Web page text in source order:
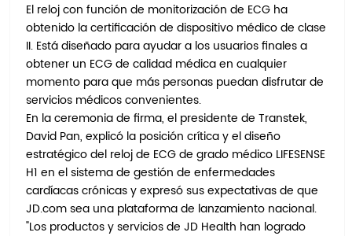
El reloj con función de monitorización de ECG ha
obtenido la certificación de dispositivo médico de clase
II. Está diseñado para ayudar a los usuarios finales a
obtener un ECG de calidad médica en cualquier
momento para que más personas puedan disfrutar de
servicios médicos convenientes.
En la ceremonia de firma, el presidente de Transtek,
David Pan, explicó la posición crítica y el diseño
estratégico del reloj de ECG de grado médico LIFESENSE
H1 en el sistema de gestión de enfermedades
cardíacas crónicas y expresó sus expectativas de que
JD.com sea una plataforma de lanzamiento nacional.
"Los productos y servicios de JD Health han logrado